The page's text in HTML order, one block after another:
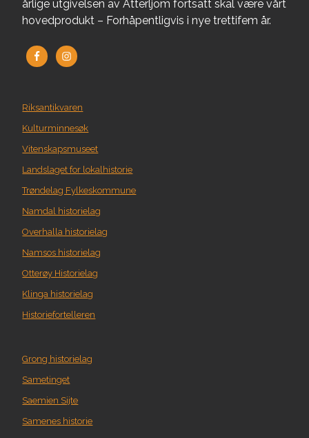
årlige utgivelsen av Atterljom fortsatt skal være vårt
hovedprodukt – Forhåpentligvis i nye trettifem år.
Riksantikvaren
Kulturminnesøk
Vitenskapsmuseet
Landslaget for lokalhistorie
Trøndelag Fylkeskommune
Namdal historielag
Overhalla historielag
Namsos historielag
Otterøy Historielag
Klinga historielag
Historiefortelleren
Grong historielag
Sametinget
Saemien Sijte
Samenes historie